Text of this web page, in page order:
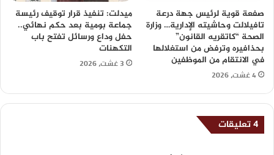
صفعة قوية لرئيس جهة درعة
تافيلالت وحاشيته الإدارية… وزارة
الصحة “كاتقريه القانون”
بحذافيره وترفض من استغلالها
في الانتقام من الموظفين
4 غشت، 2026
ميدلت: تنفيذ قرار توقيف رئيسة
جماعة بومية بعد حكم نهائي..
حفل وداع ورسائل تفتح باب
التكهنات
3 غشت، 2026
‫4 تعليقات